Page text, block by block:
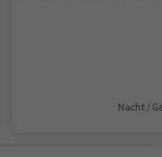
Nacht /